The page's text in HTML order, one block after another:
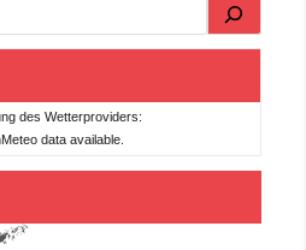
des Wetterproviders:
data available.